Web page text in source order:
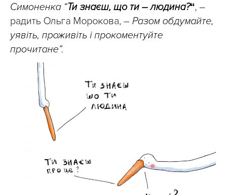
Симоненка “Ти знаєш, що ти – людина?“, –
радить Ольга Морокова, – Разом обдумайте,
уявіть, проживіть і прокоментуйте
прочитане”.